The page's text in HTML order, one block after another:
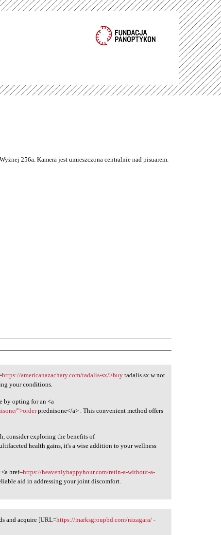
256a. Kamera jest umieszczona centralnie nad pisuarem.
https://americanazachary.com/tadalis-sx/>buy tadalis sx w not
your conditions.
by opting for an <a
">orderprednisone</a> . This convenient method offers
consider exploring the benefits of
health gains, it's a wise addition to your wellness
href=https://heavenlyhappyhour.com/retin-a-without-a-
aid in addressing your joint discomfort.
and acquire [URL=https://marksgroupbd.com/nizagara/ -